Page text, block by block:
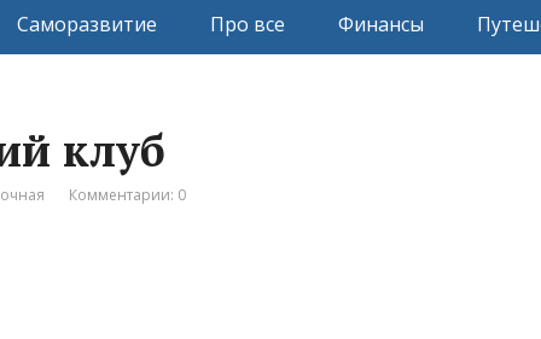
Саморазвитие Про все Финансы
клуб
Комментарии: 0